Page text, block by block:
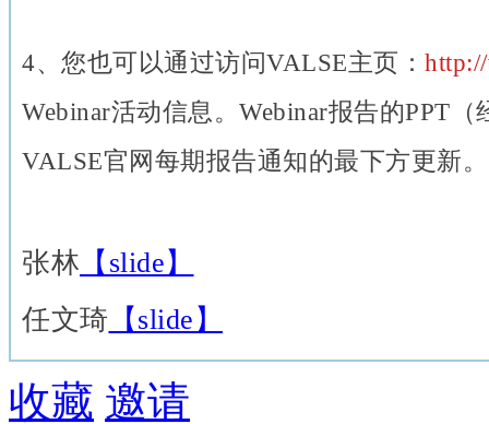
4、 您也可以通过访问VALSE主页：
Webinar活动信息。Webinar报告的PPT
VALSE官网每期报告通知的最下方更新。
张林 【slide】
任文琦 【slide】
收藏 邀请